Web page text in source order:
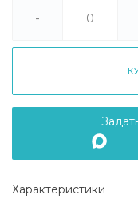
-
Характеристики